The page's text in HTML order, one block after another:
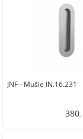
JNF - Mušle IN.16.231
380,-